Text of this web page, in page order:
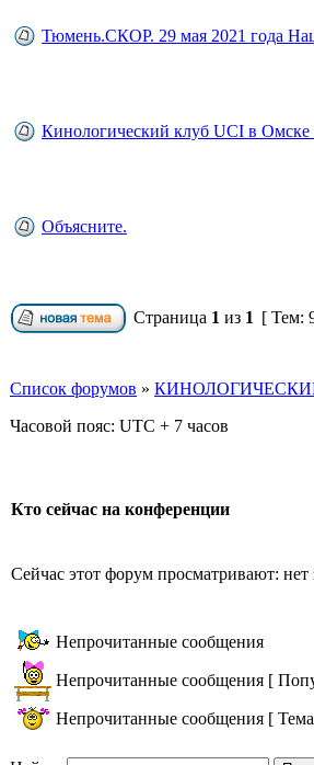
Тюмень.СКОР. 29 мая 2021 года
Кинологический клуб UCI в
Объясните.
Страница 1 из 1 [ Тем:
Список форумов »
Часовой пояс: UTC + 7 часов
Кто сейчас на конференции
Сейчас этот форум просматривают: нет
Непрочитанные сообщения
Непрочитанные сообщения [
Непрочитанные сообщения [